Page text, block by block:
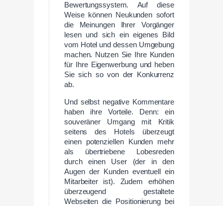
Bewertungssystem. Auf diese
Weise können Neukunden sofort
die Meinungen Ihrer Vorgänger
lesen und sich ein eigenes Bild
vom Hotel und dessen Umgebung
machen. Nutzen Sie Ihre Kunden
für Ihre Eigenwerbung und heben
Sie sich so von der Konkurrenz
ab.
Und selbst negative Kommentare
haben ihre Vorteile. Denn: ein
souveräner Umgang mit Kritik
seitens des Hotels überzeugt
einen potenziellen Kunden mehr
als übertriebene Lobesreden
durch einen User (der in den
Augen der Kunden eventuell ein
Mitarbeiter ist). Zudem erhöhen
überzeugend gestaltete
Webseiten die Positionierung bei